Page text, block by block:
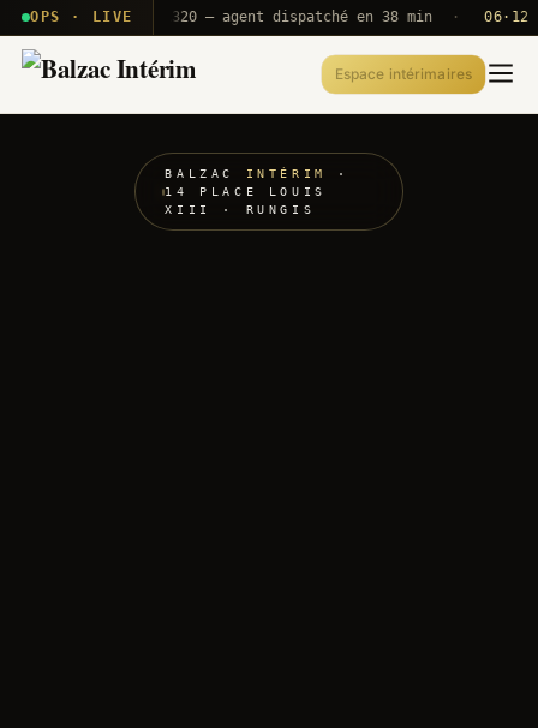
OPS · LIVE
· T2E · B71 Push A320 — agent dispatché en 38 min · 06·12 UTC
Espace intérimaires
BALZAC INTÉRIM
·
14 PLACE LOUIS
XIII · RUNGIS